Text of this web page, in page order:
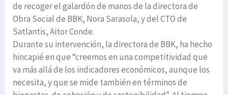
de recoger el galardón de manos de la directora de
Obra Social de BBK, Nora Sarasola, y del CTO de
Satlantis, Aitor Conde.
Durante su intervención, la directora de BBK, ha hecho
hincapié en que “creemos en una competitividad que
va más allá de los indicadores económicos, aunque los
necesita, y que se mide también en términos de